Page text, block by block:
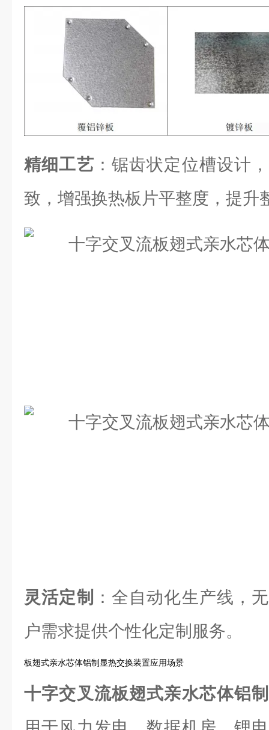
精细工艺 ：锯齿状定位槽设计
致，增强换热板片平整度，提升
灵活定制
：全自动化生产线，
户需求提供个性化定制服务。
板翅式亲水芯体铝制显热交换装置应用场景
十字交叉流板翅式亲水芯体铝